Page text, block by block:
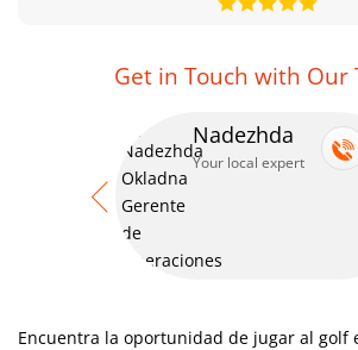
Get in Touch with Our
Nadezhda
Your local expert
Encuentra la oportunidad de jugar al golf